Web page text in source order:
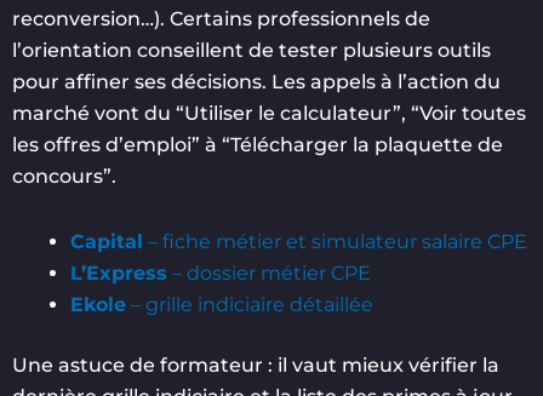
reconversion…). Certains professionnels de
l’orientation conseillent de tester plusieurs outils
pour affiner ses décisions. Les appels à l’action du
marché vont du “Utiliser le calculateur”, “Voir toutes
les offres d’emploi” à “Télécharger la plaquette de
concours”.
Capital – fiche métier et simulateur salaire CPE
L’Express – dossier métier CPE
Ekole – grille indiciaire détaillée
Une astuce de formateur : il vaut mieux vérifier la